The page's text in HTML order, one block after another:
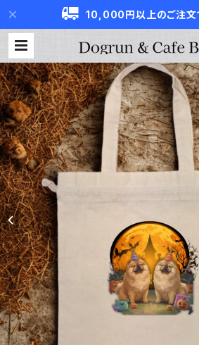
10,000円以上のご注文